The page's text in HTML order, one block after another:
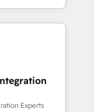
Layer
Buying
stale portal?
、AIエージェン
ケティング・営
ループ会社・部
築します。意
。 1️⃣
元化から、
Experts